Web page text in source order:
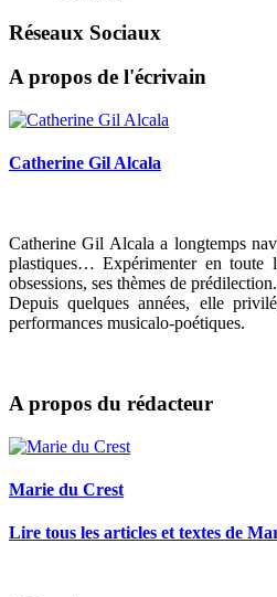
Réseaux Sociaux
A propos de l'écrivain
Catherine Gil Alcala
Catherine Gil Alcala a longtemps
plastiques… Expérimenter en
obsessions, ses thèmes de prédilection.
Depuis quelques années, elle
performances musicalo-poétiques.
A propos du rédacteur
Marie du Crest
Lire tous les articles et textes de